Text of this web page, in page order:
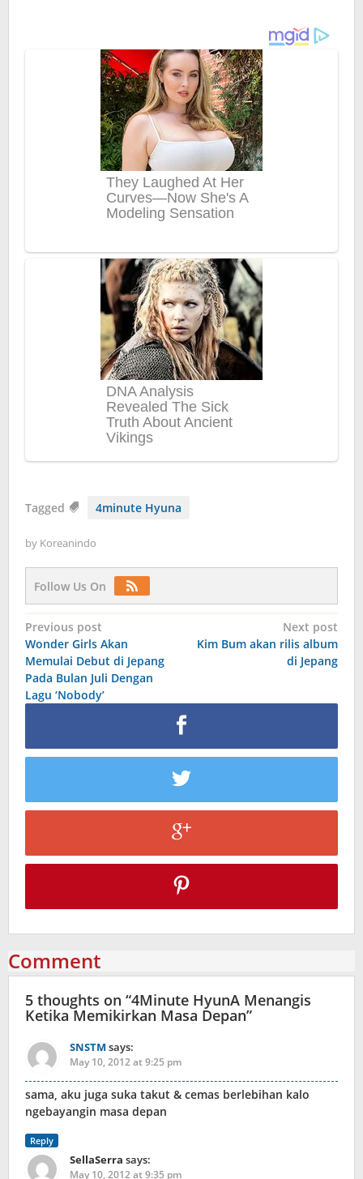
Tagged 4minute Hyuna
by Koreanindo
Follow Us On
Post
navigation
Previous post
Wonder Girls Akan
Memulai Debut di Jepang
Pada Bulan Juli Dengan
Lagu ‘Nobody’
Next post
Kim Bum akan rilis album
di Jepang
Comment
5 thoughts on “4Minute HyunA Menangis
Ketika Memikirkan Masa Depan”
SNSTMsays:
May 10, 2012 at 9:25 pm
sama, aku juga suka takut & cemas berlebihan kalo
ngebayangin masa depan
Reply
SellaSerra says:
May 10, 2012 at 9:35 pm